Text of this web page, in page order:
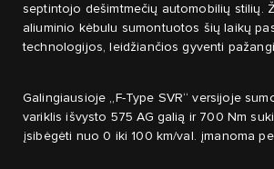
septintojo dešimtmečių automobilių stilių.
aliuminio kėbulu sumontuotos šių laikų
technologijos, leidžiančios gyventi
Galingiausioje „F-Type SVR“ versijoje
variklis išvysto 575 AG galią ir 700 Nm
įsibėgėti nuo 0 iki 100 km/val. įmanoma